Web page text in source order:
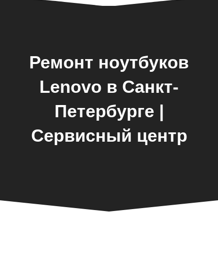
Ремонт ноутбуков
Lenovo в Санкт-
Петербурге |
Сервисный центр